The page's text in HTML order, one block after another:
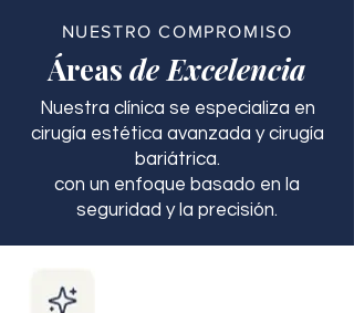
NUESTRO COMPROMISO
Áreas de Excelencia
Nuestra clínica se especializa en
cirugía estética avanzada y cirugía
bariátrica.
con un enfoque basado en la
seguridad y la precisión.